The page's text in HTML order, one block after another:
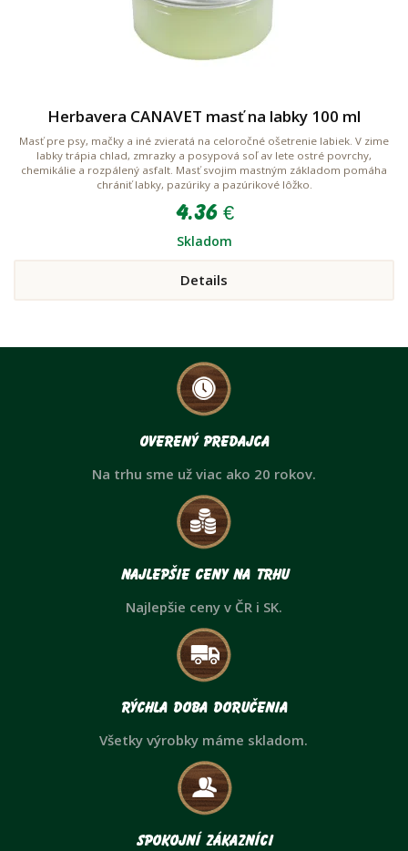
Herbavera CANAVET masť na labky 100 ml
Masť pre psy, mačky a iné zvieratá na celoročné ošetrenie labiek. V zime
labky trápia chlad, zmrazky a posypová soľ av lete ostré povrchy,
chemikálie a rozpálený asfalt. Masť svojim mastným základom pomáha
chrániť labky, pazúriky a pazúrikové lôžko.
4.36 €
Skladom
Details
Overený predajca
Na trhu sme už viac ako 20 rokov.
Najlepšie ceny na trhu
Najlepšie ceny v ČR i SK.
Rýchla doba doručenia
Všetky výrobky máme skladom.
Spokojní zákazníci